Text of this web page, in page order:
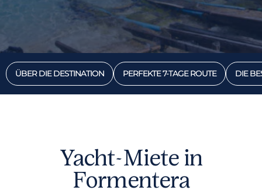
ÜBER DIE DESTINATION PERFEKTE 7-TAGE ROUTE DIE
Yacht-Miete in
Formentera